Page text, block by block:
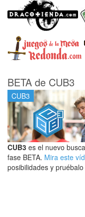
BETA de CUB3
CUB3
CUB3 es el nuevo
fase BETA. Mira este
posibilidades y pruébalo